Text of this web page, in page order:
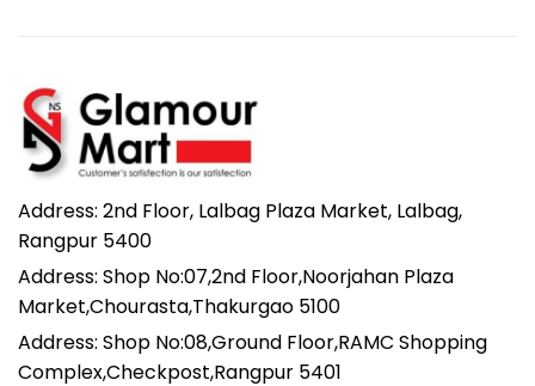
Address: 2nd Floor, Lalbag Plaza Market, Lalbag,
Rangpur 5400
Address: Shop No:07,2nd Floor,Noorjahan Plaza
Market,Chourasta,Thakurgao 5100
Address: Shop No:08,Ground Floor,RAMC Shopping
Complex,Checkpost,Rangpur 5401